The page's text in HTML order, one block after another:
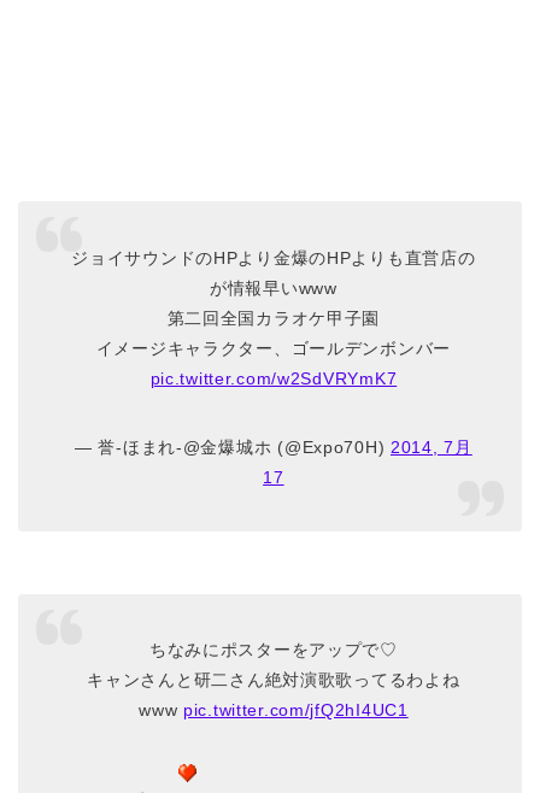
ジョイサウンドのHPより金爆のHPよりも直営店の
が情報早いwww
第二回全国カラオケ甲子園
イメージキャラクター、ゴールデンボンバー
pic.twitter.com/w2SdVRYmK7
— 誉-ほまれ-@金爆城ホ (@Expo70H) 2014, 7月
17
ちなみにポスターをアップで♡
キャンさんと研二さん絶対演歌歌ってるわよね
www pic.twitter.com/jfQ2hI4UC1